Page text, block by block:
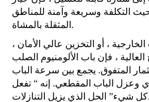
التكلفة وسريعة وآمنة للمناطق
المثقلة بالمشاة.
، أو التخزين عالي الأمان ،
، فإن باب الألومنيوم الصلب
المتفوق. يجمع بين سرعة الباب
وعزل الباب المقطعي. إنه “ تفعل
كل شيء” الحل الذي يزيل التنازلات.